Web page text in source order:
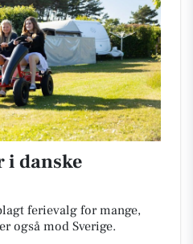
i danske
ferievalg for mange,
også mod Sverige.